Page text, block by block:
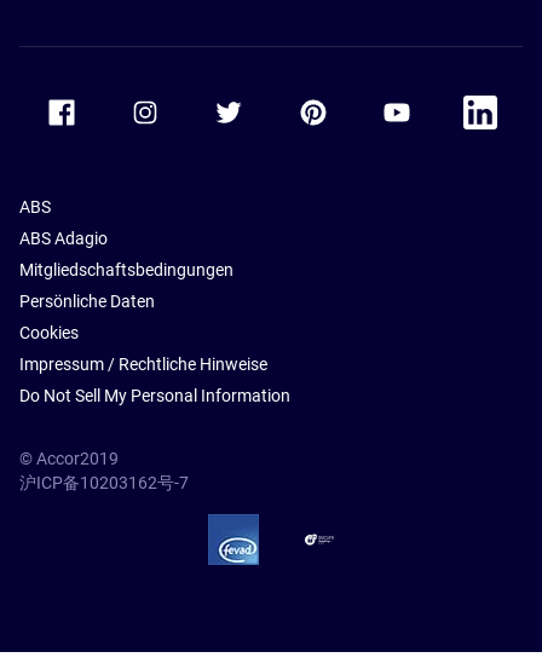
Accor Facebook Accor TwitterAccor PinterestAccor Youtube
Accor
ABS
ABS Adagio
Mitgliedschaftsbedingungen
Persönliche Daten
Cookies
Impressum / Rechtliche Hinweise
Do Not Sell My Personal Information
© Accor2019
沪ICP备10203162号-7